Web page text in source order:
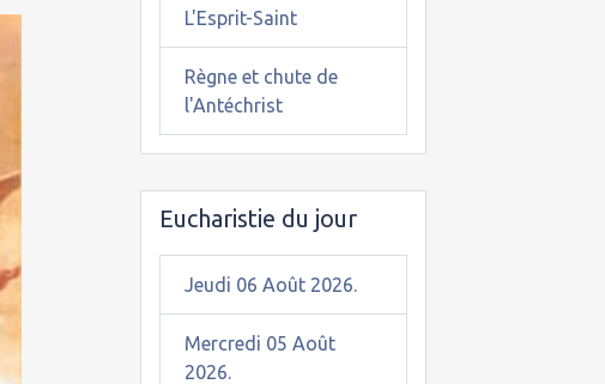
L'Esprit-Saint
Règne et chute de
l'Antéchrist
Eucharistie du jour
Jeudi 06 Août 2026.
Mercredi 05 Août
2026.